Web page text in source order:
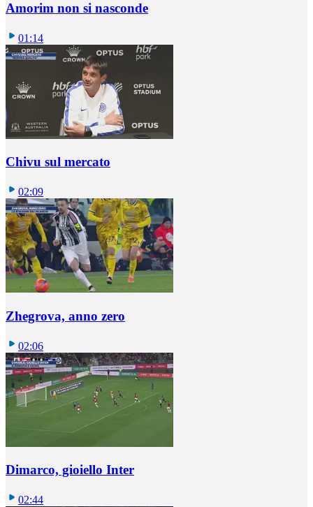
Amorim non si nasconde
01:14
Chivu sul mercato
02:09
Zhegrova, anno zero
02:06
Dimarco, gioiello Inter
02:44